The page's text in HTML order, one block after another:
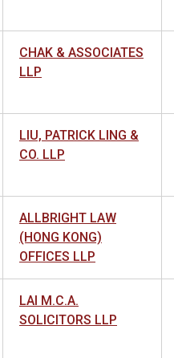
CHAK & ASSOCIATES
LLP
LIU, PATRICK LING &
CO. LLP
ALLBRIGHT LAW
(HONG KONG)
OFFICES LLP
LAI M.C.A.
SOLICITORS LLP